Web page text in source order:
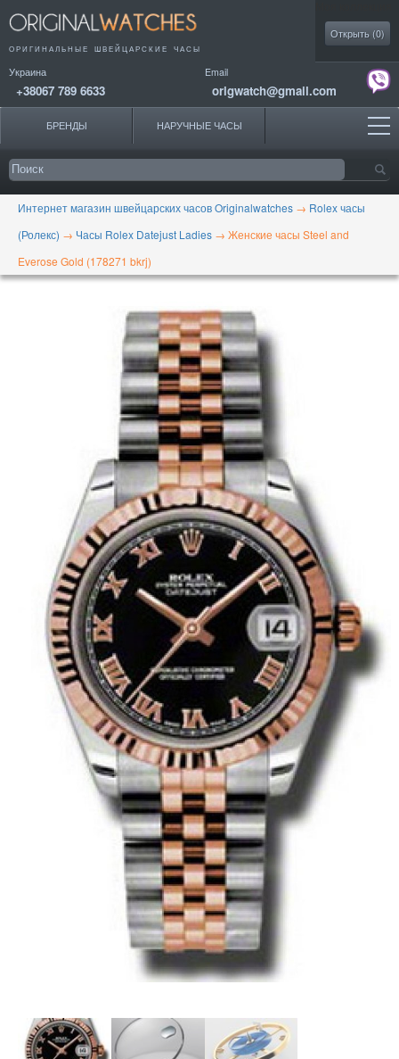
ОРИГИНАЛЬНЫЕ ШВЕЙЦАРСКИЕ ЧАСЫ
Украина
+38067 789 6633
Email
origwatch@gmail.com
Открыть (0)
БРЕНДЫ НАРУЧНЫЕ ЧАСЫ
Интернет магазин швейцарских часов Originalwatches → Rolex часы
(Ролекс) → Часы Rolex Datejust Ladies → Женские часы Steel and
Everose Gold (178271 bkrj)